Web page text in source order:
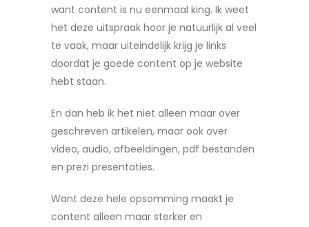
want content is nu eenmaal king. Ik weet
het deze uitspraak hoor je natuurlijk al veel
te vaak, maar uiteindelijk krijg je links
doordat je goede content op je website
hebt staan.
En dan heb ik het niet alleen maar over
geschreven artikelen, maar ook over
video, audio, afbeeldingen, pdf bestanden
en prezi presentaties.
Want deze hele opsomming maakt je
content alleen maar sterker en